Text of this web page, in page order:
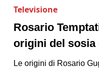
Televisione
Rosario
origini del sosia
Le origini di Rosario